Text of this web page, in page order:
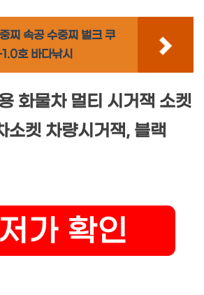
찌 속공 수중찌 벌크 쿠
호 바다낚시
화물차 멀티 시거잭 소켓
소켓 차량시거잭, 블랙